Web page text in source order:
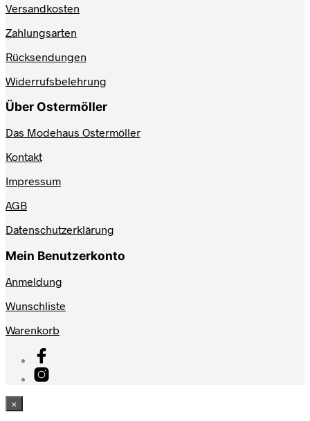
Versandkosten
Zahlungsarten
Rücksendungen
Widerrufsbelehrung
Über Ostermöller
Das Modehaus Ostermöller
Kontakt
Impressum
AGB
Datenschutzerklärung
Mein Benutzerkonto
Anmeldung
Wunschliste
Warenkorb
×